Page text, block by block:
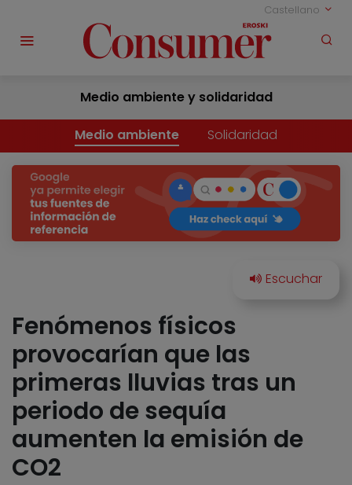
Castellano
Medio ambiente y solidaridad
Medio ambiente Solidaridad
Fenómenos físicos
provocarían que las
primeras lluvias tras un
periodo de sequía
aumenten la emisión de
CO2